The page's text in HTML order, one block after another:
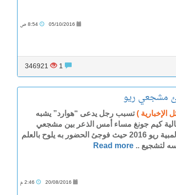
05/10/2016
346921
مشجعي ريو
)تسبب رجل يدعى “هوارد” يشبه
كيم جونغ مساء أمس الذعر بين مشجعي
دورة الألعاب الأولمبية ريو 2016 حيث فوجئ الحضور به يلوح بالعلم
لتشجيع .. Read more
20/08/2016